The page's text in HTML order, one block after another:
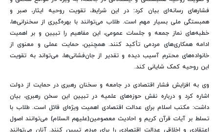
فشارهای رسانه‌ای بیان کرد: در این شرایط، تقویت روحیه ایثار، صبر و
همبستگی ملی بسیار مهم است. طلاب می‌توانند با بهره‌گیری از سخنرانی‌ها،
خطبه‌های نماز جمعه و جلسات عمومی، این مفاهیم را تبیین و بر اهمیت
ادامه همکاری‌های مردمی تأکید کنند. همچنین، حمایت عملی و معنوی از
خانواده‌های محترم آسیب دیده و تقدیر از جان‌فشانی‌ها، می‌تواند به تقویت
این روحیه کمک شایانی کند.
وی به افزایش فشار اقتصادی در جامعه و سخنان رهبری در حمایت از دولت
اشاره کرد و درباره نقش حوزه‌های علمیه در تبیین این سخن رهبری، بیان
داشت: مکتب اسلام برای عدالت اقتصادی اهمیت ویژه‌ای قائل است. طلاب با
تسلط بر آیات قرآن کریم و احادیث معصومین(علیهم السلام) می‌توانند اصول
اعتقادی و اخلاقی عدالت اقتصادی را برای مردم تبیین کنند. آنان می‌توانند